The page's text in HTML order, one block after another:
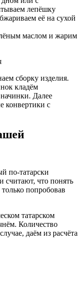
лепёшку
её на сухой
маслом и жарим
сборку изделия.
кладём
Далее
конвертики с
по-татарски
считают, что понять
попробовав
татарском
Количество
даём из расчёта